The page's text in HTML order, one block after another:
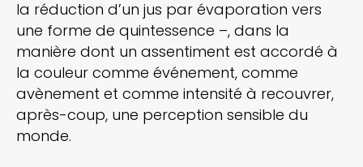
la réduction d’un jus par évaporation vers
une forme de quintessence –, dans la
manière dont un assentiment est accordé à
la couleur comme événement, comme
avènement et comme intensité à recouvrer,
après-coup, une perception sensible du
monde.